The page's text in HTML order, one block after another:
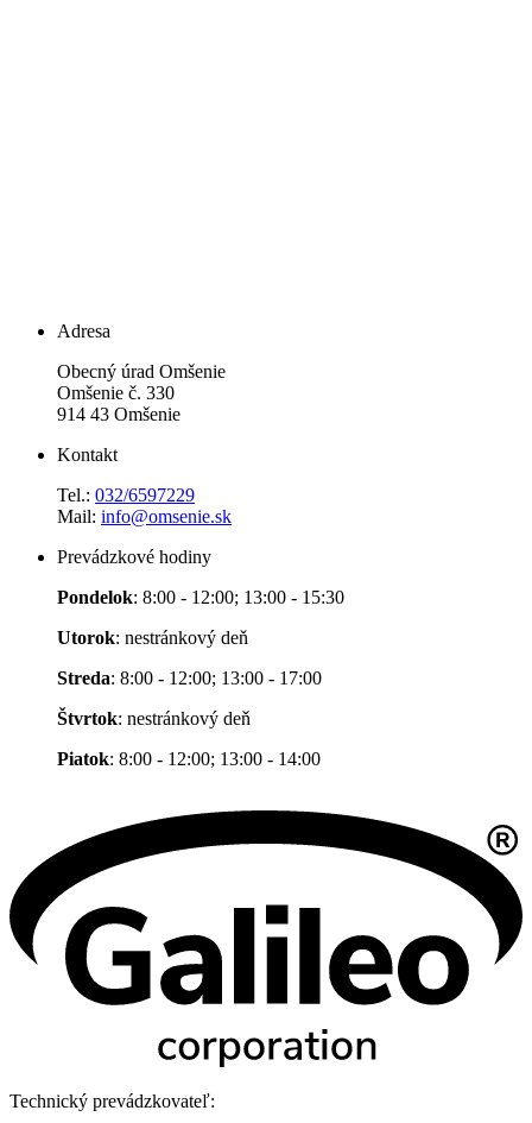
Adresa
Obecný úrad Omšenie
Omšenie č. 330
914 43 Omšenie
Kontakt
Tel.: 032/6597229
Mail: info@omsenie.sk
Prevádzkové hodiny
Pondelok: 8:00 - 12:00; 13:00 - 15:30
Utorok: nestránkový deň
Streda: 8:00 - 12:00; 13:00 - 17:00
Štvrtok: nestránkový deň
Piatok: 8:00 - 12:00; 13:00 - 14:00
Technický prevádzkovateľ: